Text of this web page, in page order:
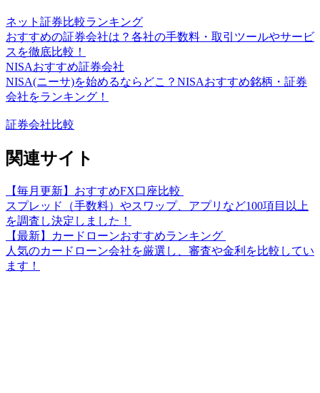
ネット証券比較ランキング
おすすめの証券会社は？各社の手数料・取引ツールやサービ
スを徹底比較！
NISAおすすめ証券会社
NISA(ニーサ)を始めるならどこ？NISAおすすめ銘柄・証券
会社をランキング！
証券会社比較
関連サイト
【毎月更新】おすすめFX口座比較
スプレッド（手数料）やスワップ、アプリなど100項目以上
を調査し決定しました！
【最新】カードローンおすすめランキング
人気のカードローン会社を厳選し、審査や金利を比較してい
ます！